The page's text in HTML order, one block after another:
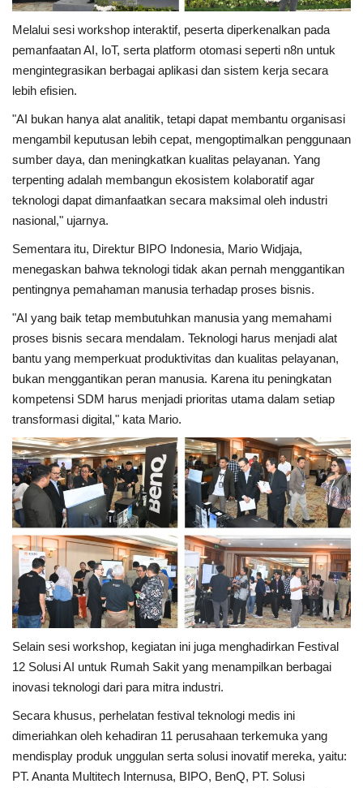
Melalui sesi workshop interaktif, peserta diperkenalkan pada
pemanfaatan AI, IoT, serta platform otomasi seperti n8n untuk
mengintegrasikan berbagai aplikasi dan sistem kerja secara
lebih efisien.
"AI bukan hanya alat analitik, tetapi dapat membantu organisasi
mengambil keputusan lebih cepat, mengoptimalkan penggunaan
sumber daya, dan meningkatkan kualitas pelayanan. Yang
terpenting adalah membangun ekosistem kolaboratif agar
teknologi dapat dimanfaatkan secara maksimal oleh industri
nasional," ujarnya.
Sementara itu, Direktur BIPO Indonesia, Mario Widjaja,
menegaskan bahwa teknologi tidak akan pernah menggantikan
pentingnya pemahaman manusia terhadap proses bisnis.
"AI yang baik tetap membutuhkan manusia yang memahami
proses bisnis secara mendalam. Teknologi harus menjadi alat
bantu yang memperkuat produktivitas dan kualitas pelayanan,
bukan menggantikan peran manusia. Karena itu peningkatan
kompetensi SDM harus menjadi prioritas utama dalam setiap
transformasi digital," kata Mario.
Selain sesi workshop, kegiatan ini juga menghadirkan Festival
12 Solusi AI untuk Rumah Sakit yang menampilkan berbagai
inovasi teknologi dari para mitra industri.
Secara khusus, perhelatan festival teknologi medis ini
dimeriahkan oleh kehadiran 11 perusahaan terkemuka yang
mendisplay produk unggulan serta solusi inovatif mereka, yaitu:
PT. Ananta Multitech Internusa, BIPO, BenQ, PT. Solusi